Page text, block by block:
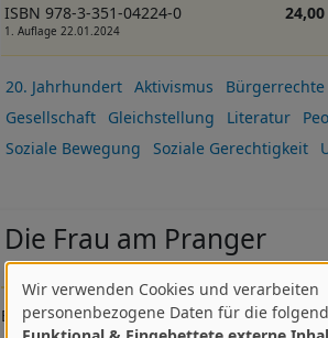
ISBN 978-3-351-04224-0
1. Auflage 22.01.2024
20. Jahrhundert Aktivismus Bürgerrechte
Gesellschaft
Gleichstellung Literatur
Soziale Bewegung
Soziale Gerechtigkeit
Die Frau am Pranger
Roman
Brigitte Reimanns erster großer Erfolg -
Verwendung
Wir verwenden Cookies und verarbeiten
personenbezogene Daten für die